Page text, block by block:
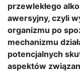
przewlekłego
awersyjny, czyli
organizmu po
mechanizmu
potencjalnych
aspektów